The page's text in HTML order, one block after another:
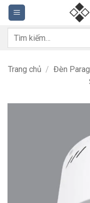
Bỏ
qua
nội
dung
Tìm
Trang chủ / Đèn